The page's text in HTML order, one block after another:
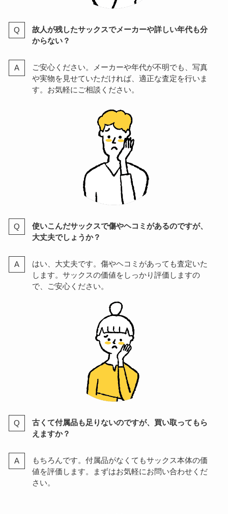
故人が残したサックスでメーカーや詳しい年代も分
からない？
ご安心ください。メーカーや年代が不明でも、写真
や実物を見せていただければ、適正な査定を行いま
す。お気軽にご相談ください。
使いこんだサックスで傷やヘコミがあるのですが、
大丈夫でしょうか？
はい、大丈夫です。傷やヘコミがあっても査定いた
します。サックスの価値をしっかり評価しますの
で、ご安心ください。
古くて付属品も足りないのですが、買い取ってもら
えますか？
もちろんです。付属品がなくてもサックス本体の価
値を評価します。まずはお気軽にお問い合わせくだ
さい。